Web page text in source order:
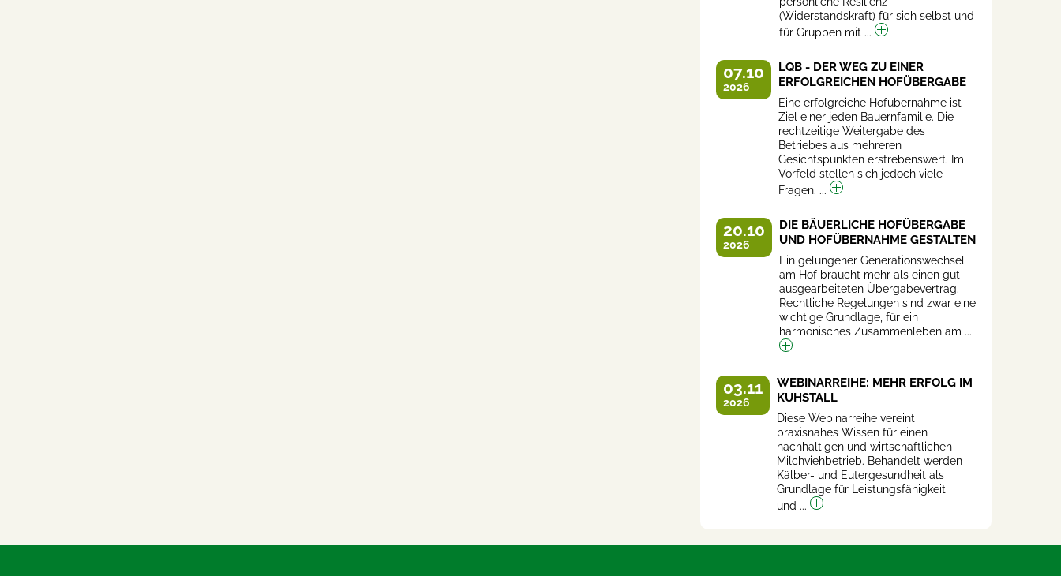
(Widerstandskraft) für sich selbst und
für Gruppen mit ...
07.10
2026
LQB - DER WEG ZU EINER
ERFOLGREICHEN HOFÜBERGABE
Eine erfolgreiche Hofübernahme ist
Ziel einer jeden Bauernfamilie. Die
rechtzeitige Weitergabe des
Betriebes aus mehreren
Gesichtspunkten erstrebenswert. Im
Vorfeld stellen sich jedoch viele
Fragen. ...
20.10
2026
DIE BÄUERLICHE HOFÜBERGABE
UND HOFÜBERNAHME GESTALTEN
Ein gelungener Generationswechsel
am Hof braucht mehr als einen gut
ausgearbeiteten Übergabevertrag.
Rechtliche Regelungen sind zwar eine
wichtige Grundlage, für ein
harmonisches Zusammenleben am ...
03.11
2026
WEBINARREIHE: MEHR ERFOLG IM
KUHSTALL
Diese Webinarreihe vereint
praxisnahes Wissen für einen
nachhaltigen und wirtschaftlichen
Milchviehbetrieb. Behandelt werden
Kälber- und Eutergesundheit als
Grundlage für Leistungsfähigkeit
und ...